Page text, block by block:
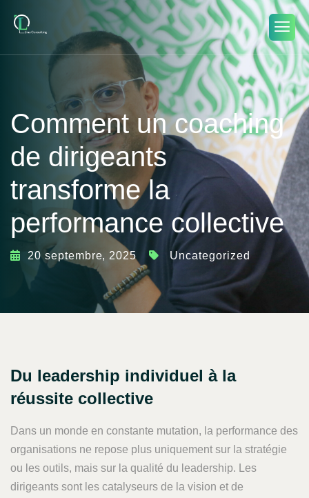
Comment un coaching
de dirigeants
transforme la
performance collective
20 septembre, 2025 Uncategorized
Du leadership individuel à la
réussite collective
Dans un monde en constante mutation, la performance des
organisations ne repose plus uniquement sur la stratégie
ou les outils, mais sur la qualité du leadership. Les
dirigeants sont les catalyseurs de la vision et de